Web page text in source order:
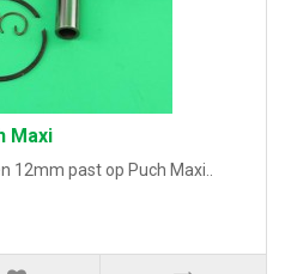
Maxi
12mm past op Puch Maxi..